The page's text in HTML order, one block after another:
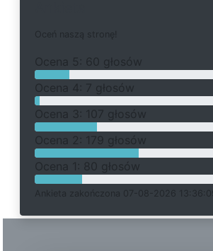
a ą
O
a 5: 60 głosów
O
a 4: 7 głosów
O
a 3: 107 głosów
O
a 2: 179 głosów
O
a 1: 80 głosów
Ankieta a a 07-08-2026 13:36:09